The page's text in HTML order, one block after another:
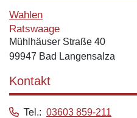
Wahlen
Ratswaage
Mühlhäuser Straße 40
99947 Bad Langensalza
Kontakt
Tel.: 03603 859-211